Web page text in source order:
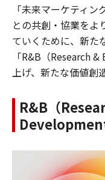
「未来マーケティ
との共創・協業をよ
ていくために、新た
「R&B（Research
上げ、新たな価値創
R&B（
Development